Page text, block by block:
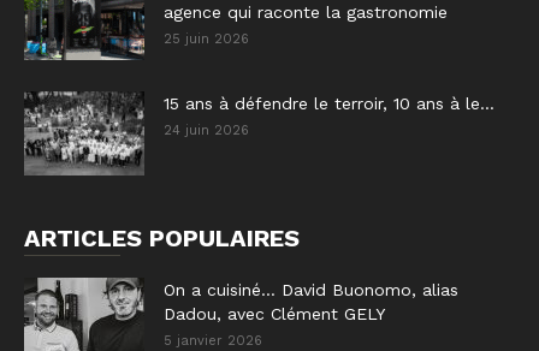
agence qui raconte la gastronomie
25 juin 2026
15 ans à défendre le terroir, 10 ans à le...
24 juin 2026
ARTICLES POPULAIRES
On a cuisiné… David Buonomo, alias
Dadou, avec Clément GELY
5 janvier 2026